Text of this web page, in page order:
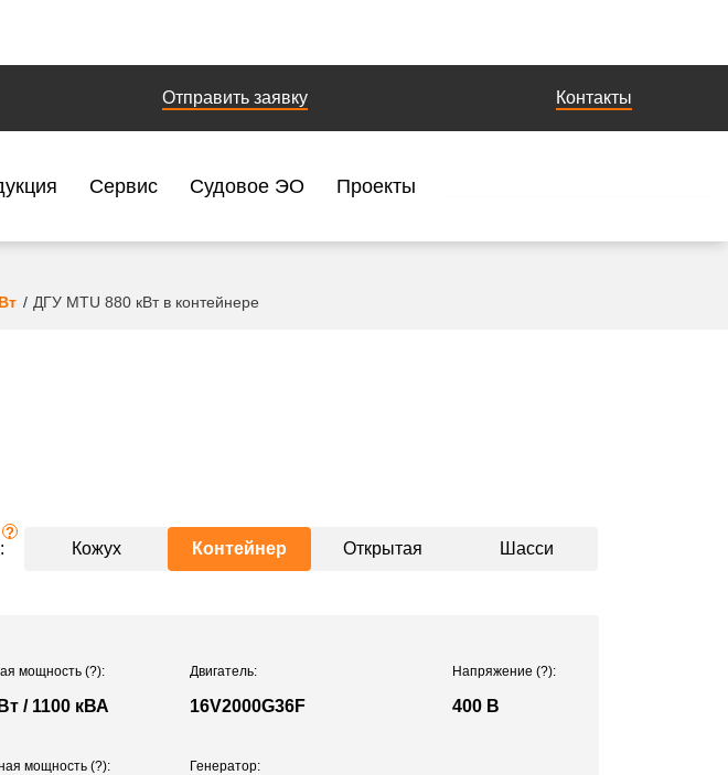
Отправить заявку Контакты
Сервис Судовое ЭО Проекты
ДГУ MTU 880 кВт в контейнере
?
Кожух Контейнер Открытая Шасси
мощность (?):
/ 1100 кВА
Двигатель:
16V2000G36F
Напряжение(?):
400 В
мощность (?): Генератор: